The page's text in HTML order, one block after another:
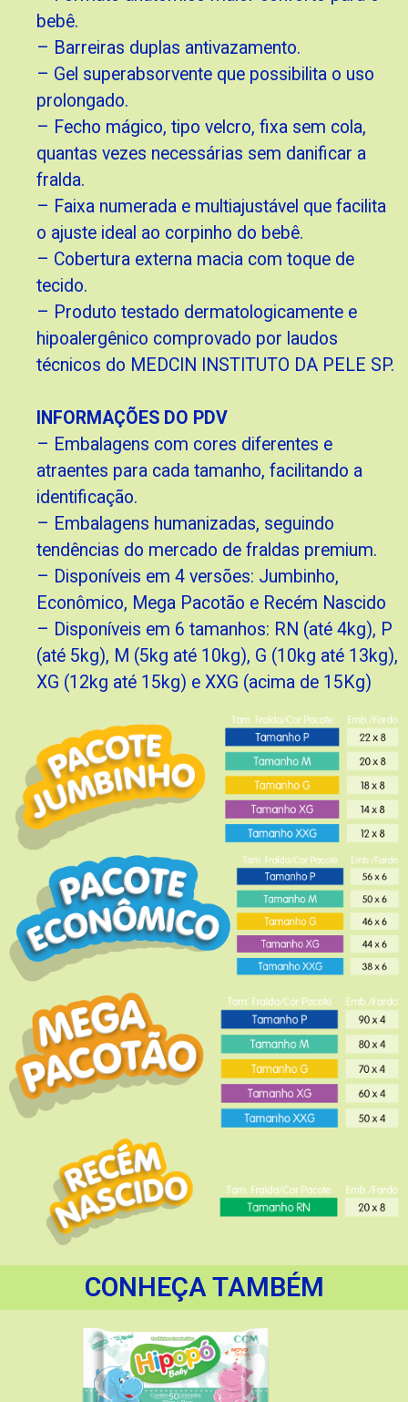
bebê.
– Barreiras duplas antivazamento.
– Gel superabsorvente que possibilita o uso
prolongado.
– Fecho mágico, tipo velcro, fixa sem cola,
quantas vezes necessárias sem danificar a
fralda.
– Faixa numerada e multiajustável que facilita
o ajuste ideal ao corpinho do bebê.
– Cobertura externa macia com toque de
tecido.
– Produto testado dermatologicamente e
hipoalergênico comprovado por laudos
técnicos do MEDCIN INSTITUTO DA PELE SP.
INFORMAÇÕES DO PDV
– Embalagens com cores diferentes e
atraentes para cada tamanho, facilitando a
identificação.
– Embalagens humanizadas, seguindo
tendências do mercado de fraldas premium.
– Disponíveis em 4 versões: Jumbinho,
Econômico, Mega Pacotão e Recém Nascido
– Disponíveis em 6 tamanhos: RN (até 4kg), P
(até 5kg), M (5kg até 10kg), G (10kg até 13kg),
XG (12kg até 15kg) e XXG (acima de 15Kg)
CONHEÇA TAMBÉM